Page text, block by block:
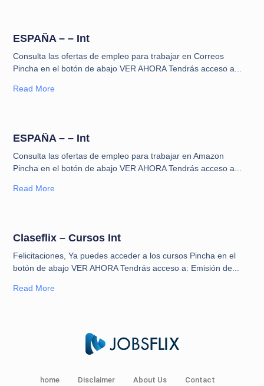
ESPAÑA – – Int
⁠Consulta las ofertas de empleo para trabajar en Correos
Pincha en el botón de abajo VER AHORA Tendrás acceso a
Read More
ESPAÑA – – Int
⁠Consulta las ofertas de empleo para trabajar en Amazon​
Pincha en el botón de abajo VER AHORA Tendrás acceso a
Read More
Claseflix – Cursos Int
Felicitaciones, Ya puedes acceder a los cursos Pincha en el
botón de abajo VER AHORA Tendrás acceso a: Emisión de
Read More
home Disclaimer About Us Contact